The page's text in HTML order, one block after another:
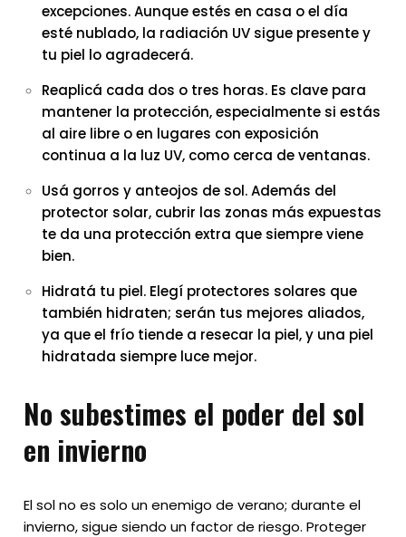
excepciones. Aunque estés en casa o el día
esté nublado, la radiación UV sigue presente y
tu piel lo agradecerá.
Reaplicá cada dos o tres horas. Es clave para
mantener la protección, especialmente si estás
al aire libre o en lugares con exposición
continua a la luz UV, como cerca de ventanas.
Usá gorros y anteojos de sol. Además del
protector solar, cubrir las zonas más expuestas
te da una protección extra que siempre viene
bien.
Hidratá tu piel. Elegí protectores solares que
también hidraten; serán tus mejores aliados,
ya que el frío tiende a resecar la piel, y una piel
hidratada siempre luce mejor.
No subestimes el poder del sol
en invierno
El sol no es solo un enemigo de verano; durante el
invierno, sigue siendo un factor de riesgo. Proteger